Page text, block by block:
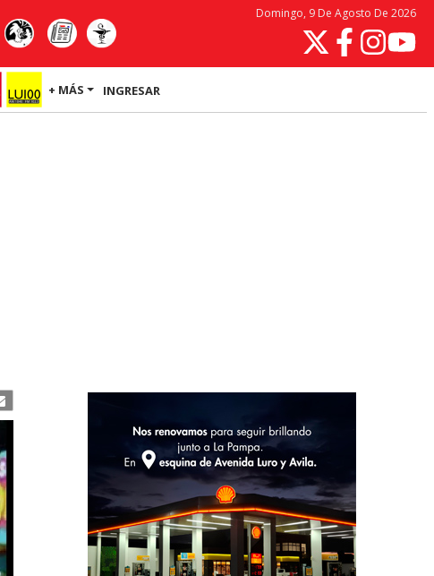
Domingo, 9 De Agosto De 2026
+ MÁS INGRESAR